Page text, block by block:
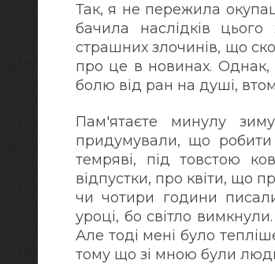
Так, я не пережила
бачила наслідків
страшних злочинів, що
про це в новинах. Однак,
болю від ран на душі,
Пам'ятаєте минулу
придумували, що
темряві, під товстою
відпустки, про квіти, що
чи чотири години
уроці, бо світло
Але тоді мені було
тому що зі мною були